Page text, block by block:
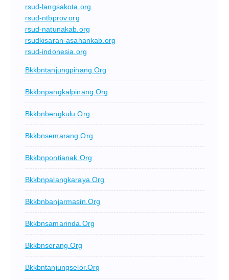
rsud-langsakota.org
rsud-ntbprov.org
rsud-natunakab.org
rsudkisaran-asahankab.org
rsud-indonesia.org
Bkkbntanjungpinang.org
Bkkbnpangkalpinang.org
Bkkbnbengkulu.org
Bkkbnsemarang.org
Bkkbnpontianak.org
Bkkbnpalangkaraya.org
Bkkbnbanjarmasin.org
Bkkbnsamarinda.org
Bkkbnserang.org
Bkkbntanjungselor.org